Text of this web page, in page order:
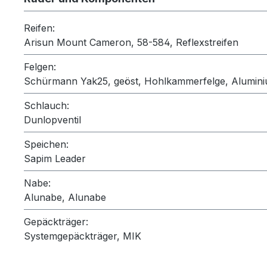
Reifen:
Arisun Mount Cameron, 58-584, Reflexstreifen
Felgen:
Schürmann Yak25, geöst, Hohlkammerfelge,
Schlauch:
Dunlopventil
Speichen:
Sapim Leader
Nabe:
Alunabe, Alunabe
Gepäckträger:
Systemgepäckträger, MIK